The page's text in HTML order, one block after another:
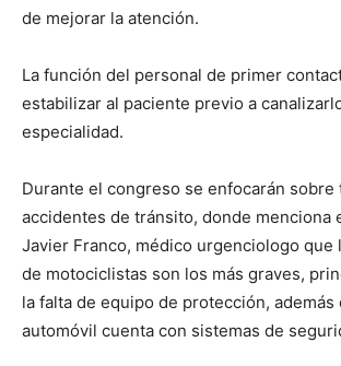
de mejorar la atención.
La función del personal de primer
estabilizar al paciente previo a
especialidad.
Durante el congreso se enfocarán sobre
accidentes de tránsito, donde menciona
Javier Franco, médico urgenciologo que
de motociclistas son los más graves,
la falta de equipo de protección, además
automóvil cuenta con sistemas de